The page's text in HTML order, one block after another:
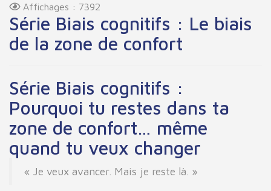
Affichages : 7392
Série Biais cognitifs : Le biais
de la zone de confort
Série Biais cognitifs :
Pourquoi tu restes dans ta
zone de confort… même
quand tu veux changer
« Je veux avancer. Mais je reste là. »